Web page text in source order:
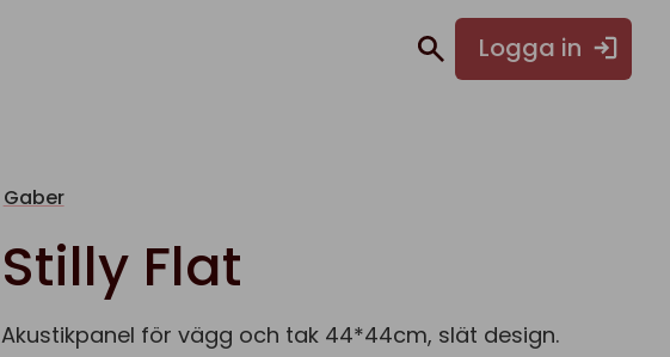
Logga in
Gaber
Stilly Flat
Akustikpanel för vägg och tak 44*44cm, slät design.